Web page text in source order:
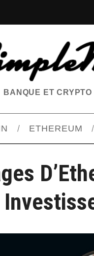
BANQUE ET CRYPTO
ETHEREUM